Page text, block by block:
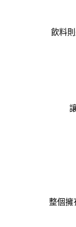
飲料
整個擁